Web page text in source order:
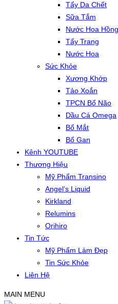
Tẩy Da Chết
Sữa Tắm
Nước Hoa Hồng
Tẩy Trang
Nước Hoa
Sức Khỏe
Xương Khớp
Tảo Xoắn
TPCN Bổ Não
Dầu Cá Omega
Bổ Mắt
Bổ Gan
Kênh YOUTUBE
Thương Hiệu
Mỹ Phẩm Transino
Angel’s Liquid
Kirkland
Relumins
Orihiro
Tin Tức
Mỹ Phẩm Làm Đẹp
Tin Sức Khỏe
Liên Hệ
MAIN MENU